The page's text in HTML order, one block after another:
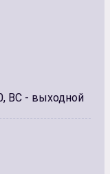
ВС - выходной